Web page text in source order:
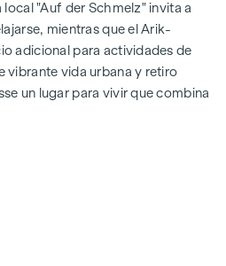
el tejado
experiencia vital única que
que irradian una elegancia
por suelo radiante
en las estancias. Para mayor
"Auf der Schmelz" invita a
mientras que el Arik-
adicional para actividades de
vibrante vida urbana y retiro
un lugar para vivir que combina